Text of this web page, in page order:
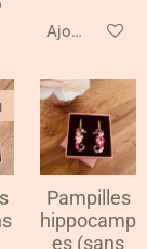
Ajouter au
Pampilles
hippocamp
es (sans